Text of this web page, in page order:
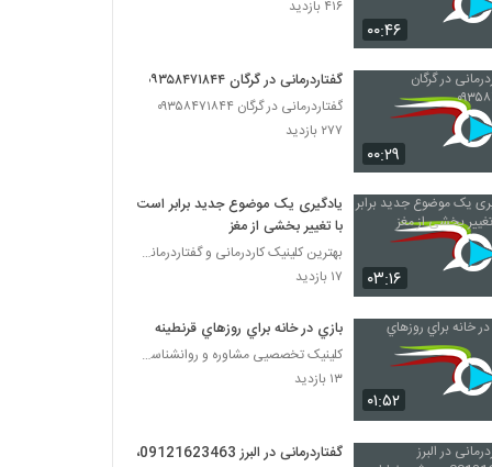
۰۰:۴۶
۴۱۶ بازدید
۰۰:۲۹
گفتاردرمانی در گرگان ۰۹۳۵۸۴۷۱۸۴۴
گفتاردرمانی در گرگان ۰۹۳۵۸۴۷۱۸۴۴
۲۷۷ بازدید
۰۳:۱۶
یادگیری یک موضوع جدید برابر است
با تغییر بخشی از مغز
بهترین کلینیک کاردرمانی و گفتاردرمانی تهران
۱۷ بازدید
۰۱:۵۲
بازي در خانه براي روزهاي قرنطينه
کلینیک تخصصیی مشاوره و روانشناسی خانواده ایرانی
۱۳ بازدید
گفتاردرمانی در البرز 09121623463،